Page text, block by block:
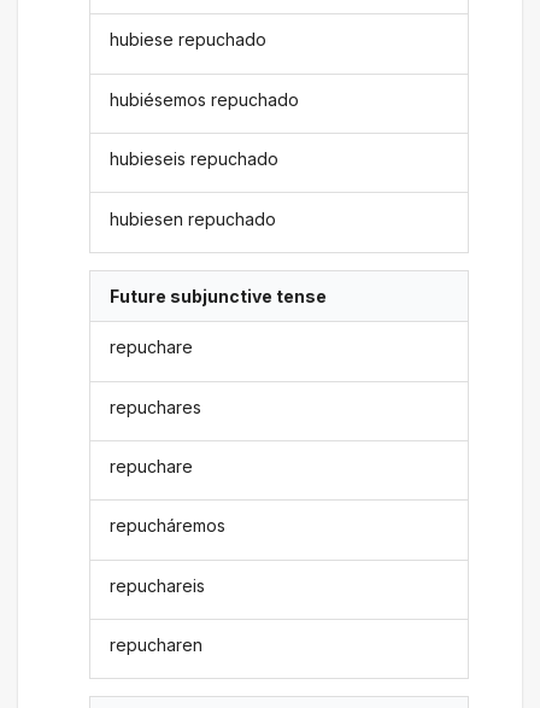
hubiese repuchado
hubiésemos repuchado
hubieseis repuchado
hubiesen repuchado
Future subjunctive tense
repuchare
repuchares
repuchare
repucháremos
repuchareis
repucharen